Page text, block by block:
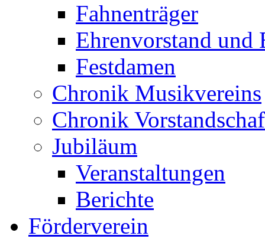
Fahnenträger
Ehrenvorstand und
Festdamen
Chronik Musikvereins
Chronik
Jubiläum
Veranstaltungen
Berichte
Förderverein